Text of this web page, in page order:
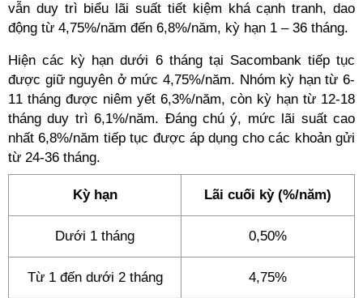
vẫn duy trì biểu lãi suất tiết kiệm khá cạnh tranh, dao
động từ 4,75%/năm đến 6,8%/năm, kỳ hạn 1 – 36 tháng.
Hiện các kỳ hạn dưới 6 tháng tại Sacombank tiếp tục
được giữ nguyên ở mức 4,75%/năm. Nhóm kỳ hạn từ 6-
11 tháng được niêm yết 6,3%/năm, còn kỳ hạn từ 12-18
tháng duy trì 6,1%/năm. Đáng chú ý, mức lãi suất cao
nhất 6,8%/năm tiếp tục được áp dụng cho các khoản gửi
từ 24-36 tháng.
Kỳ hạn Lãi cuối kỳ (%/năm)
Dưới 1 tháng 0,50%
Từ 1 đến dưới 2 tháng 4,75%